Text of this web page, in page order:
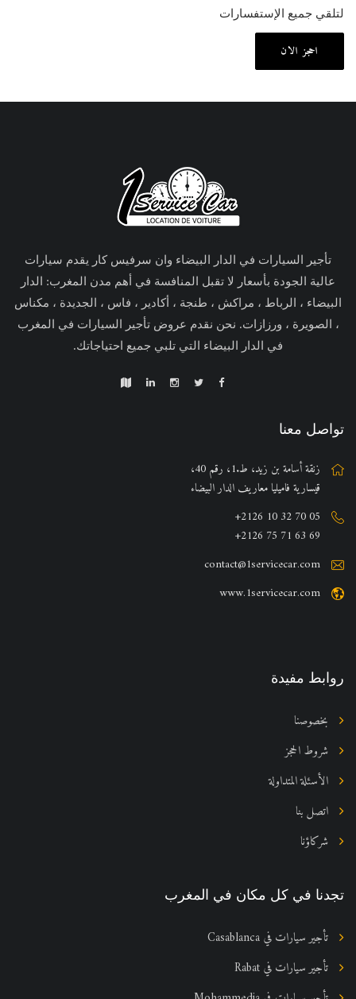
لتلقي جميع الإستفسارات
احجز الان
تأجير السيارات في الدار البيضاء وان سرفيس كار يقدم سيارات
عالية الجودة بأسعار لا تقبل المنافسة في أهم مدن المغرب: الدار
البيضاء ، الرباط ، مراكش ، طنجة ، أكادير ، فاس ، الجديدة ، مكناس
، الصويرة ، ورزازات. نحن نقدم عروض تأجير السيارات في المغرب
في الدار البيضاء التي تلبي جميع احتياجاتك.
تواصل معنا
زنقة أسامة بن زيد، ط.1، رقم 40،
قيسارية فاميليا معاريف الدار البيضاء
+2126 10 32 70 05
+2126 75 71 63 69
contact@1servicecar.com
www.1servicecar.com
روابط مفيدة
بخصوصنا
شروط الحجز
الأسئلة المتداولة
اتصل بنا
شركاؤنا
تجدنا في كل مكان في المغرب
تأجير سيارات في Casablanca
تأجير سيارات في Rabat